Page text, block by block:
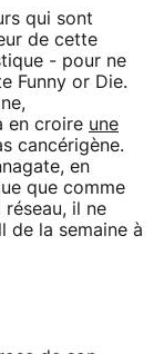
qui sont
de cette
- pour ne
Funny or Die.
en croire une
cancérigène.
en
que comme
réseau, il ne
de la semaine à